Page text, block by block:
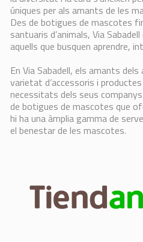
úniques per als amants de les
Des de botigues de mascotes
santuaris d’animals, Via
aquells que busquen aprendre,
En Via Sabadell, els amants
varietat d’accessoris i
necessitats dels seus
de botigues de mascotes que
hi ha una àmplia gamma de
el benestar de les mascotes.